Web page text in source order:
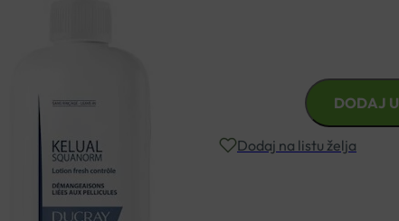
SQUANORM
DODAJ
Dodaj na listu želja